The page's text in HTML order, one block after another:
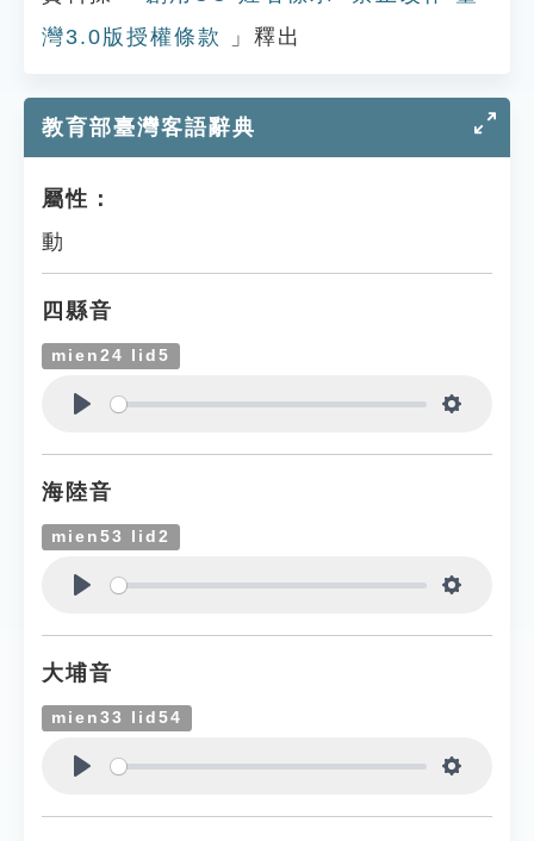
灣3.0版授權條款
」釋出
教育部臺灣客語辭典
屬性：
動
四縣音
mien24 lid5
海陸音
mien53 lid2
大埔音
mien33 lid54